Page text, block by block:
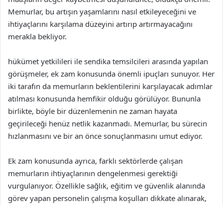
Memurlar, bu artışın yaşamlarını nasıl etkileyeceğini ve
ihtiyaçlarını karşılama düzeyini artırıp artırmayacağını
merakla bekliyor.
hükümet yetkilileri ile sendika temsilcileri arasında yapılan
görüşmeler, ek zam konusunda önemli ipuçları sunuyor. Her
iki tarafın da memurların beklentilerini karşılayacak adımlar
atılması konusunda hemfikir olduğu görülüyor. Bununla
birlikte, böyle bir düzenlemenin ne zaman hayata
geçirileceği henüz netlik kazanmadı. Memurlar, bu sürecin
hızlanmasını ve bir an önce sonuçlanmasını umut ediyor.
Ek zam konusunda ayrıca, farklı sektörlerde çalışan
memurların ihtiyaçlarının dengelenmesi gerektiği
vurgulanıyor. Özellikle sağlık, eğitim ve güvenlik alanında
görev yapan personelin çalışma koşulları dikkate alınarak,